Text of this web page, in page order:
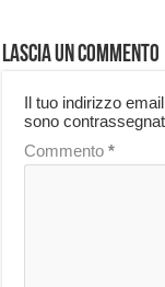
Lascia un commento
Il tuo indirizzo
sono
Commento*